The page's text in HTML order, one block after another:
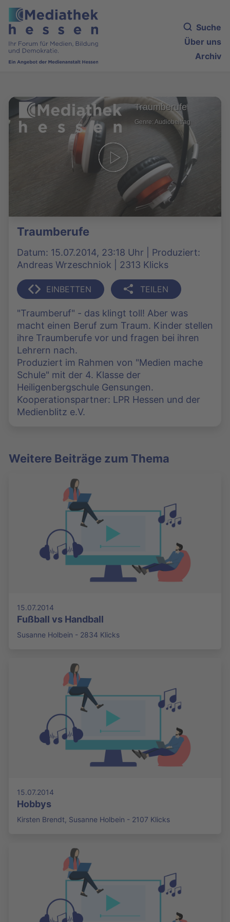
Suche
Über uns
Archiv
Traumberufe
Genre: Audiobeitrag
Traumberufe
Datum: 15.07.2014, 23:18 Uhr | Produziert:
Andreas Wrzeschniok | 2313 Klicks
EINBETTEN TEILEN
"Traumberuf" - das klingt toll! Aber was
macht einen Beruf zum Traum. Kinder stellen
ihre Traumberufe vor und fragen bei ihren
Lehrern nach.
Produziert im Rahmen von "Medien mache
Schule" mit der 4. Klasse der
Heiligenbergschule Gensungen.
Kooperationspartner: LPR Hessen und der
Medienblitz e.V.
Weitere Beiträge zum Thema
15.07.2014
Fußball vs Handball
Susanne Holbein - 2834 Klicks
15.07.2014
Hobbys
Kirsten Brendt, Susanne Holbein - 2107 Klicks